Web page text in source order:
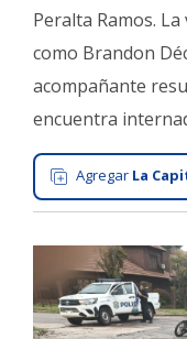
Cultura
Tecnología
Gastronomía
Interés
General
La
Ciudad
Deportes
Peralta Ramos.
como Brandon
acompañante
encuentra
Agregar La